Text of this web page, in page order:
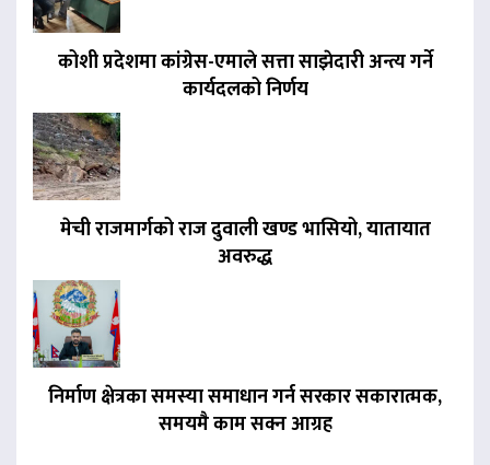
कोशी प्रदेशमा कांग्रेस-एमाले सत्ता साझेदारी अन्त्य गर्ने
कार्यदलको निर्णय
मेची राजमार्गको राज दुवाली खण्ड भासियो, यातायात
अवरुद्ध
निर्माण क्षेत्रका समस्या समाधान गर्न सरकार सकारात्मक,
समयमै काम सक्न आग्रह